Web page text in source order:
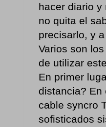
hacer diario y
no quita el
precisarlo, y
Varios son
de utilizar
En primer
distancia? En
cable syncro
sofisticados